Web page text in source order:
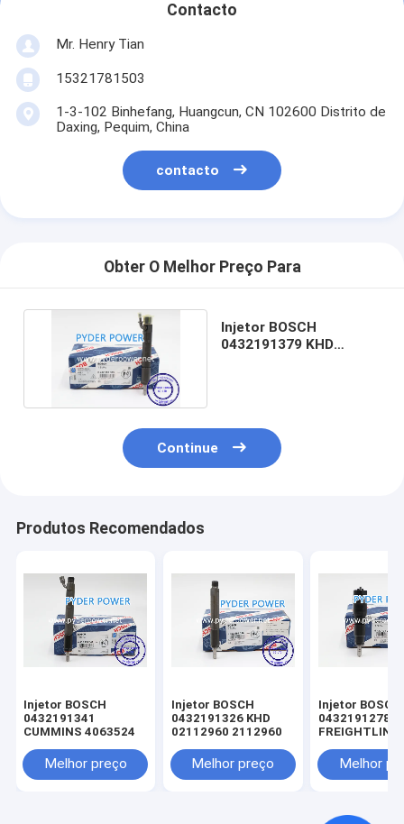
Contacto
Mr. Henry Tian
15321781503
1-3-102 Binhefang, Huangcun, CN 102600 Distrito de
Daxing, Pequim, China
contacto
Obter O Melhor Preço Para
Injetor BOSCH
0432191379 KHD
Continue
Produtos Recomendados
Injetor BOSCH
0432191341
CUMMINS 4063524
Melhor preço
Injetor BOSCH
0432191326 KHD
02112960 2112960
Melhor preço
Injetor BOSCH
0432191278
MINSK
MERCEDES-
A0050177721
Melhor